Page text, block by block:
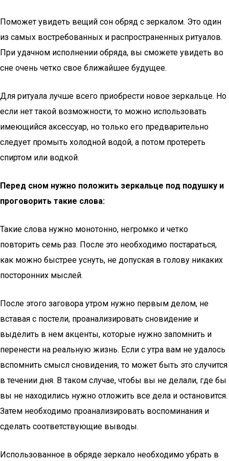
Поможет увидеть вещий сон обряд с зеркалом. Это один
из самых востребованных и распространенных ритуалов.
При удачном исполнении обряда, вы сможете увидеть во
сне очень четко свое ближайшее будущее.
Для ритуала лучше всего приобрести новое зеркальце. Но
если нет такой возможности, то можно использовать
имеющийся аксессуар, но только его предварительно
следует промыть холодной водой, а потом протереть
спиртом или водкой.
Перед сном нужно положить зеркальце под подушку и
проговорить такие слова:
Такие слова нужно монотонно, негромко и четко
повторить семь раз. После это необходимо постараться,
как можно быстрее уснуть, не допуская в голову никаких
посторонних мыслей.
После этого заговора утром нужно первым делом, не
вставая с постели, проанализировать сновидение и
выделить в нем акценты, которые нужно запомнить и
перенести на реальную жизнь. Если с утра вам не удалось
вспомнить смысл сновидения, то может быть это случится
в течении дня. В таком случае, чтобы вы не делали, где бы
вы не находились нужно отложить все дела и остановится.
Затем необходимо проанализировать воспоминания и
сделать соответствующие выводы.
Использованное в обряде зеркало необходимо убрать в